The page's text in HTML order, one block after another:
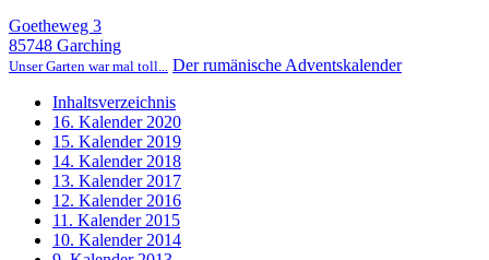
Goetheweg 3
85748 Garching
Unser Garten war mal toll... Der rumänische Adventskalender
Inhaltsverzeichnis
16. Kalender 2020
15. Kalender 2019
14. Kalender 2018
13. Kalender 2017
12. Kalender 2016
11. Kalender 2015
10. Kalender 2014